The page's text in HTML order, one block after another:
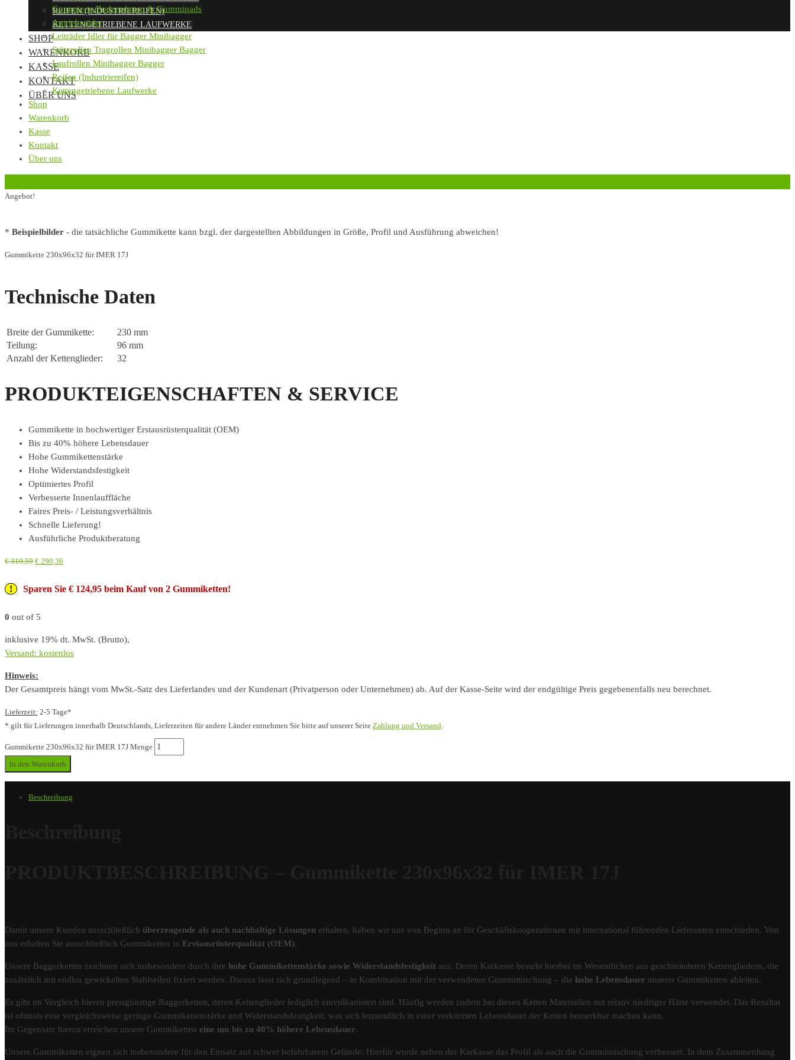
REIFEN (INDUSTRIEREIFEN)
KETTENGETRIEBENE LAUFWERKE
SHOP
WARENKORB
KASSE
KONTAKT
ÜBER UNS
Gummierte Bodenplatten & Gummipads
Antriebsräder
Leiträder Idler für Bagger Minibagger
Stützrollen Tragrollen Minibagger Bagger
Laufrollen Minibagger Bagger
Reifen (Industriereifen)
Kettengetriebene Laufwerke
Shop
Warenkorb
Kasse
Kontakt
Über uns
Angebot!
* Beispielbilder - die tatsächliche Gummikette kann bzgl. der dargestellten Abbildungen in Größe, Profil und Ausführung abweichen!
Gummikette 230x96x32 für IMER 17J
Technische Daten
Breite der Gummikette:
230 mm
Teilung:
96 mm
Anzahl der Kettenglieder:
32
PRODUKTEIGENSCHAFTEN & SERVICE
Gummikette in hochwertiger Erstausrüsterqualität (OEM)
Bis zu 40% höhere Lebensdauer
Hohe Gummikettenstärke
Hohe Widerstandsfestigkeit
Optimiertes Profil
Verbesserte Innenlauffläche
Faires Preis- / Leistungsverhältnis
Schnelle Lieferung!
Ausführliche Produktberatung
€310,59 € 290,36
Sparen Sie € 124,95 beim Kauf von 2 Gummiketten!
0 out of 5
inklusive 19% dt. MwSt. (Brutto),
Versand: kostenlos
Hinweis:
Der Gesamtpreis hängt vom MwSt.-Satz des Lieferlandes und der Kundenart (Privatperson oder Unternehmen) ab. Auf der Kasse-Seite wird der endgültige Preis gegebenenfalls neu berechnet.
Lieferzeit: 2-5 Tage*
* gilt für Lieferungen innerhalb Deutschlands, Lieferzeiten für andere Länder entnehmen Sie bitte auf unserer Seite Zahlung und Versand
Gummikette 230x96x32 für IMER 17J Menge
In den Warenkorb
Beschreibung
Damit unsere Kunden ausschließlich überzeugende als auch nachhaltige Lösungen erhalten, haben wir uns von Beginn an für Geschäftskooperationen mit international führenden Lieferanten entschieden. Von
uns erhalten Sie ausschließlich Gummiketten in Erstausrüsterqualität (OEM).
Unsere Baggerketten zeichnen sich insbesondere durch ihre hohe Gummikettenstärke sowie Widerstandsfestigkeit aus. Deren Karkasse besteht hierbei im Wesentlichen aus geschmiedeten Kettengliedern, die
zusätzlich mit endlos gewickelten Stahlseilen fixiert werden. Daraus lässt sich grundlegend – in Kombination mit der verwendeten Gummimischung – die hohe Lebensdauer unserer Gummiketten ableiten.
Es gibt im Vergleich hierzu preisgünstige Baggerketten, deren Kettenglieder lediglich einvulkanisiert sind. Häufig werden zudem bei diesen Ketten Materialien mit relativ niedriger Härte verwendet. Das Resultat
ist oftmals eine vergleichsweise geringe Gummikettenstärke und Widerstandsfestigkeit, was sich letztendlich in einer verkürzten Lebensdauer der Ketten bemerkbar machen kann.
Im Gegensatz hierzu erreichen unsere Gummiketten eine um bis zu 40% höhere Lebensdauer.
Unsere Gummiketten eignen sich insbesondere für den Einsatz auf schwer befahrbarem Gelände. Hierfür wurde neben der Karkasse das Profil als auch die Gummimischung verbessert. In dem Zusammenhang